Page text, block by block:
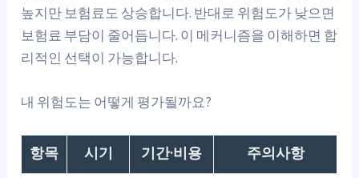
높지만 보험료도 상승합니다. 반대로 위험도가 낮으면
보험료 부담이 줄어듭니다. 이 메커니즘을 이해하면 합
리적인 선택이 가능합니다.
내 위험도는 어떻게 평가될까요?
항목 시기 기간·비용 주의사항